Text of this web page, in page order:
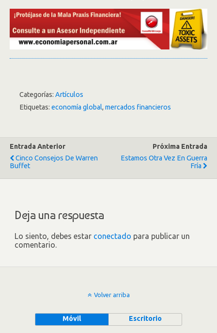
Categorías: Artículos
Etiquetas: economía global, mercados financieros
Entrada Anterior
Cinco Consejos De Warren
Buffet
Próxima Entrada
Estamos Otra Vez En Guerra
Fría
Deja una respuesta
Lo siento, debes estar conectado para publicar un
comentario.
Volver arriba
Móvil Escritorio